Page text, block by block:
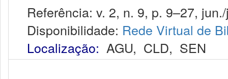
Referência: v. 2, n. 9, p. 9–27,
Disponibilidade: Rede Virtual de
Localização: AGU, CLD, SEN